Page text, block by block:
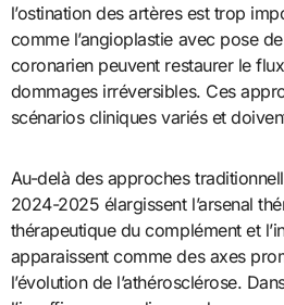
l’ostination des artères est trop
comme l’angioplastie avec pose
coronarien peuvent restaurer le
dommages irréversibles. Ces
scénarios cliniques variés et
Au-delà des approches
2024-2025 élargissent l’arsenal
thérapeutique du complément et
apparaissent comme des axes
l’évolution de l’athérosclérose.